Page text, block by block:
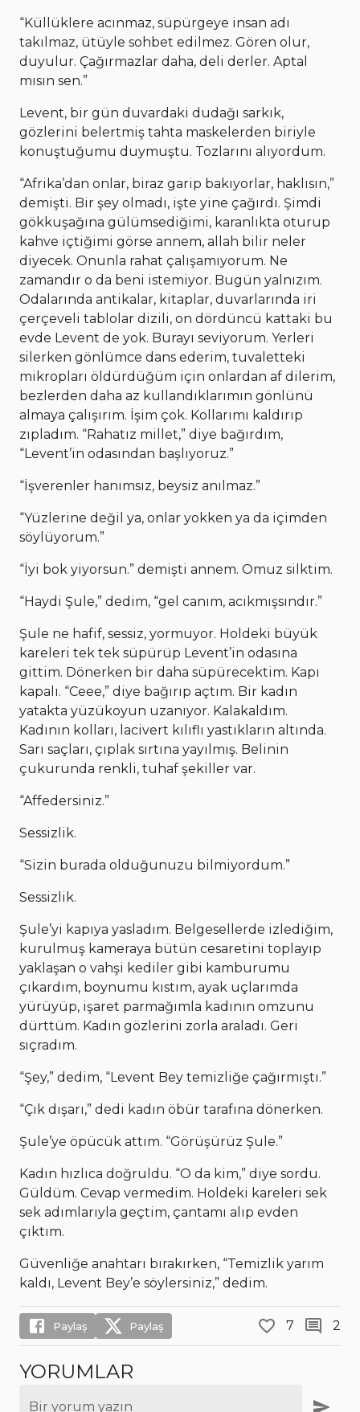
“Küllüklere acınmaz, süpürgeye insan adı
takılmaz, ütüyle sohbet edilmez. Gören olur,
duyulur. Çağırmazlar daha, deli derler. Aptal
mısın sen.”
Levent, bir gün duvardaki dudağı sarkık,
gözlerini belertmiş tahta maskelerden biriyle
konuştuğumu duymuştu. Tozlarını alıyordum.
“Afrika’dan onlar, biraz garip bakıyorlar, haklısın,”
demişti. Bir şey olmadı, işte yine çağırdı. Şimdi
gökkuşağına gülümsediğimi, karanlıkta oturup
kahve içtiğimi görse annem, allah bilir neler
diyecek. Onunla rahat çalışamıyorum. Ne
zamandır o da beni istemiyor. Bugün yalnızım.
Odalarında antikalar, kitaplar, duvarlarında iri
çerçeveli tablolar dizili, on dördüncü kattaki bu
evde Levent de yok. Burayı seviyorum. Yerleri
silerken gönlümce dans ederim, tuvaletteki
mikropları öldürdüğüm için onlardan af dilerim,
bezlerden daha az kullandıklarımın gönlünü
almaya çalışırım. İşim çok. Kollarımı kaldırıp
zıpladım. “Rahatız millet,” diye bağırdım,
“Levent’in odasından başlıyoruz.”
“İşverenler hanımsız, beysiz anılmaz.”
“Yüzlerine değil ya, onlar yokken ya da içimden
söylüyorum.”
“İyi bok yiyorsun.” demişti annem. Omuz silktim.
“Haydi Şule,” dedim, “gel canım, acıkmışsındır.”
Şule ne hafif, sessiz, yormuyor. Holdeki büyük
kareleri tek tek süpürüp Levent’in odasına
gittim. Dönerken bir daha süpürecektim. Kapı
kapalı. “Ceee,” diye bağırıp açtım. Bir kadın
yatakta yüzükoyun uzanıyor. Kalakaldım.
Kadının kolları, lacivert kılıflı yastıkların altında.
Sarı saçları, çıplak sırtına yayılmış. Belinin
çukurunda renkli, tuhaf şekiller var.
“Affedersiniz.”
Sessizlik.
“Sizin burada olduğunuzu bilmiyordum.”
Sessizlik.
Şule’yi kapıya yasladım. Belgesellerde izlediğim,
kurulmuş kameraya bütün cesaretini toplayıp
yaklaşan o vahşi kediler gibi kamburumu
çıkardım, boynumu kıstım, ayak uçlarımda
yürüyüp, işaret parmağımla kadının omzunu
dürttüm. Kadın gözlerini zorla araladı. Geri
sıçradım.
“Şey,” dedim, “Levent Bey temizliğe çağırmıştı.”
“Çık dışarı,” dedi kadın öbür tarafına dönerken.
Şule’ye öpücük attım. “Görüşürüz Şule.”
Kadın hızlıca doğruldu. “O da kim,” diye sordu.
Güldüm. Cevap vermedim. Holdeki kareleri sek
sek adımlarıyla geçtim, çantamı alıp evden
çıktım.
Güvenliğe anahtarı bırakırken, “Temizlik yarım
kaldı, Levent Bey’e söylersiniz,” dedim.
Paylaş Paylaş 7 2
YORUMLAR
Bir yorum yazın